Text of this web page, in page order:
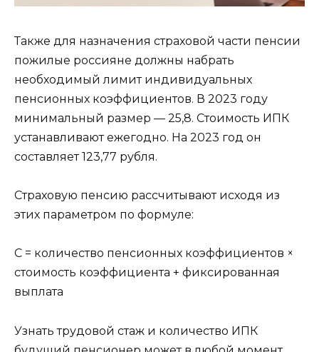
Также для назначения страховой части пенсии
пожилые россияне должны набрать
необходимый лимит индивидуальных
пенсионных коэффициентов. В 2023 году
минимальный размер — 25,8. Стоимость ИПК
устанавливают ежегодно. На 2023 год он
составляет 123,77 рубля.
Страховую пенсию рассчитывают исходя из
этих параметром по формуле:
С = количество пенсионных коэффициентов ×
стоимость коэффициента + фиксированная
выплата
Узнать трудовой стаж и количество ИПК